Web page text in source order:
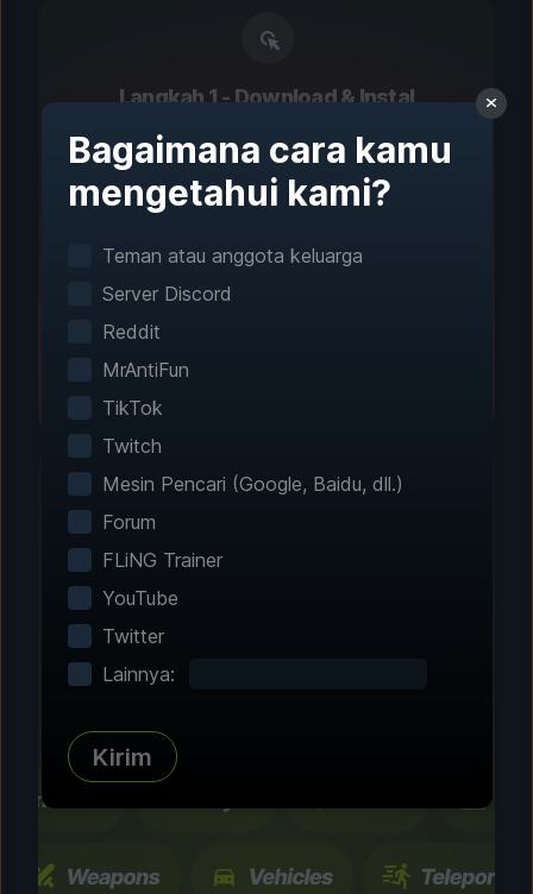
Langkah 1 - Download & Instal
Pengaturan Satu Klik
Deteksi permainan cerdas akan menemukan
game yang terinstal secara otomatis. Tak
perlu konfigurasi manual.
Sesuaikan
Permainanmu
Telusuri ratusan peningkatan dan fitur yang
bersifat sementara dan dapat diubah seketika.
Bagaimana cara kamu
mengetahui kami?
Teman atau anggota keluarga
Server Discord
Reddit
MrAntiFun
TikTok
Twitch
Mesin Pencari (Google, Baidu, dll.)
Forum
FLiNG Trainer
YouTube
Twitter
Lainnya:
Kirim